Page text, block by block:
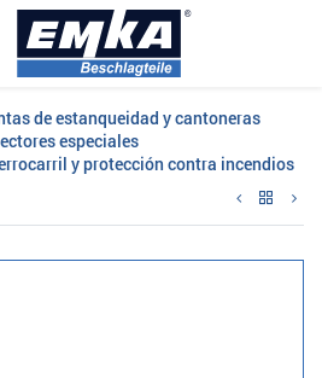
de estanqueidad y cantoneras
especiales
y protección contra incendios